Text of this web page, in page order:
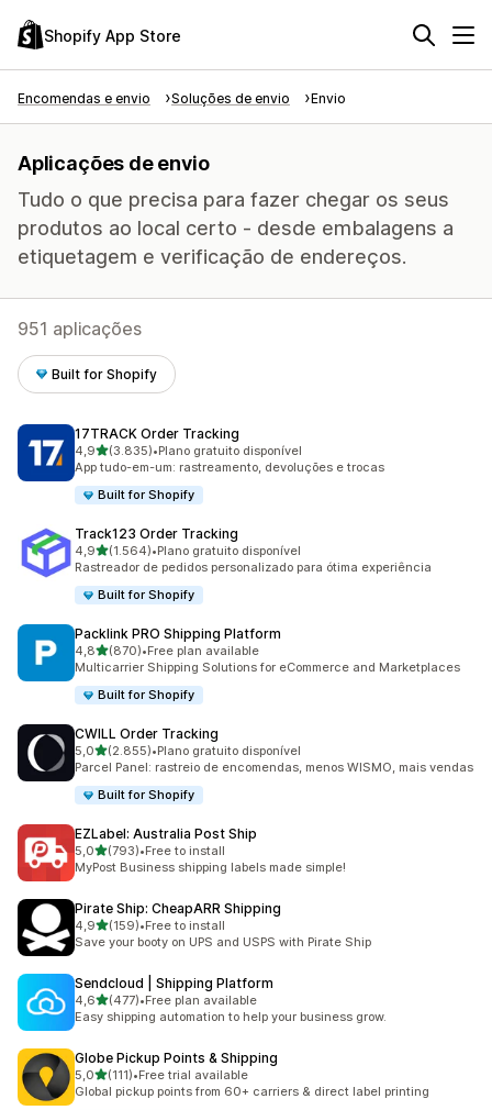
Shopify App Store
Encomendas e envio Soluções de envio Envio
Aplicações de envio
Tudo o que precisa para fazer chegar os seus
produtos ao local certo - desde embalagens a
etiquetagem e verificação de endereços.
951 aplicações
Built for Shopify
17TRACK Order Tracking
4,9de 5 estrelas
(3.835)
3835 total de avaliações
•Plano gratuito disponível
App tudo-em-um: rastreamento, devoluções e trocas
Built for Shopify
Track123 Order Tracking
4,9de 5 estrelas
(1.564)
1564 total de avaliações
•Plano gratuito disponível
Rastreador de pedidos personalizado para ótima experiência
Built for Shopify
Packlink PRO Shipping Platform
4,8de 5 estrelas
(870)
870 total de avaliações
•Free plan available
Multicarrier Shipping Solutions for eCommerce and Marketplaces
Built for Shopify
CWILL Order Tracking
5,0de 5 estrelas
(2.855)
2855 total de avaliações
•Plano gratuito disponível
Parcel Panel: rastreio de encomendas, menos WISMO, mais vendas
Built for Shopify
EZLabel: Australia Post Ship
5,0de 5 estrelas
(793)
793 total de avaliações
•Free to install
MyPost Business shipping labels made simple!
Pirate Ship: CheapARR Shipping
4,9de 5 estrelas
(159)
159 total de avaliações
•Free to install
Save your booty on UPS and USPS with Pirate Ship
Sendcloud | Shipping Platform
4,6de 5 estrelas
(477)
477 total de avaliações
•Free plan available
Easy shipping automation to help your business grow.
Globe Pickup Points & Shipping
5,0de 5 estrelas
(111)
111 total de avaliações
•Free trial available
Global pickup points from 60+ carriers & direct label printing